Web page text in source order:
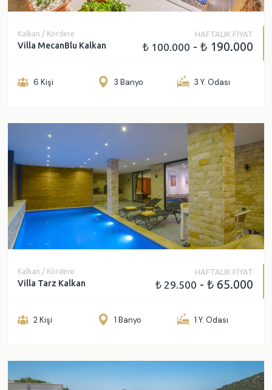
Kalkan / Kördere
Villa MecanBlu Kalkan
HAFTALIK FİYAT
₺ 100.000 - ₺ 190.000
6 Kişi 3 Banyo 3 Y. Odası
Kalkan / Kördere
Villa Tarz Kalkan
HAFTALIK FİYAT
₺ 29.500 - ₺ 65.000
2 Kişi 1 Banyo 1 Y. Odası